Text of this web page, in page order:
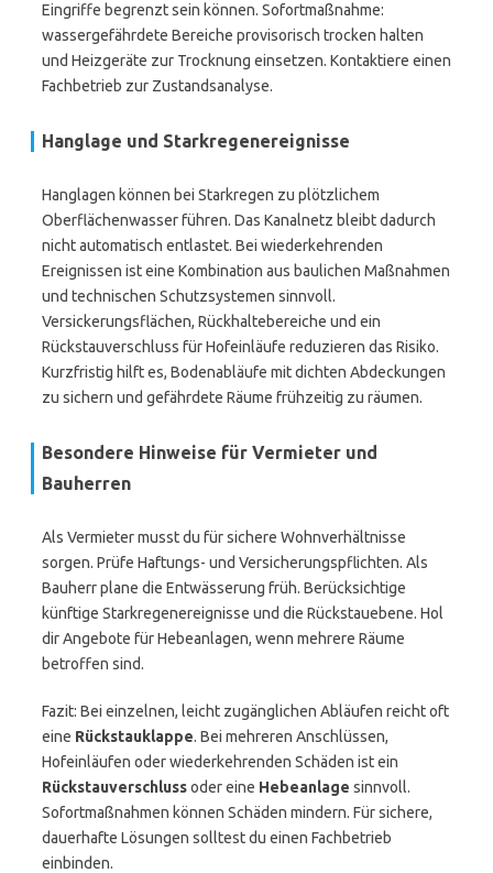
Eingriffe begrenzt sein können. Sofortmaßnahme:
wassergefährdete Bereiche provisorisch trocken halten
und Heizgeräte zur Trocknung einsetzen. Kontaktiere einen
Fachbetrieb zur Zustandsanalyse.
Hanglage und Starkregenereignisse
Hanglagen können bei Starkregen zu plötzlichem
Oberflächenwasser führen. Das Kanalnetz bleibt dadurch
nicht automatisch entlastet. Bei wiederkehrenden
Ereignissen ist eine Kombination aus baulichen Maßnahmen
und technischen Schutzsystemen sinnvoll.
Versickerungsflächen, Rückhaltebereiche und ein
Rückstauverschluss für Hofeinläufe reduzieren das Risiko.
Kurzfristig hilft es, Bodenabläufe mit dichten Abdeckungen
zu sichern und gefährdete Räume frühzeitig zu räumen.
Besondere Hinweise für Vermieter und
Bauherren
Als Vermieter musst du für sichere Wohnverhältnisse
sorgen. Prüfe Haftungs- und Versicherungspflichten. Als
Bauherr plane die Entwässerung früh. Berücksichtige
künftige Starkregenereignisse und die Rückstauebene. Hol
dir Angebote für Hebeanlagen, wenn mehrere Räume
betroffen sind.
Fazit: Bei einzelnen, leicht zugänglichen Abläufen reicht oft
eine Rückstauklappe. Bei mehreren Anschlüssen,
Hofeinläufen oder wiederkehrenden Schäden ist ein
Rückstauverschlussoder eine Hebeanlage sinnvoll.
Sofortmaßnahmen können Schäden mindern. Für sichere,
dauerhafte Lösungen solltest du einen Fachbetrieb
einbinden.